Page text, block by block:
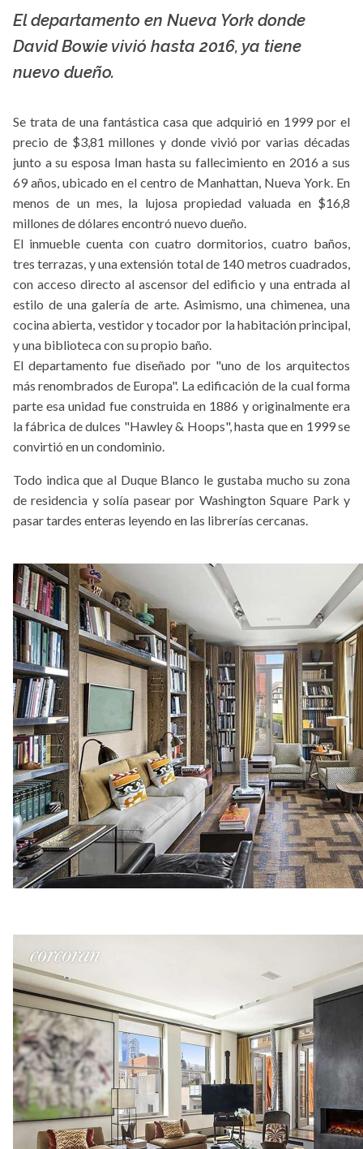
El departamento en Nueva York donde
David Bowie vivió hasta 2016, ya tiene
nuevo dueño.
Se trata de una fantástica casa que adquirió en 1999 por el
precio de $3,81 millones y donde vivió por varias décadas
junto a su esposa Iman hasta su fallecimiento en 2016 a sus
69 años, ubicado en el centro de Manhattan, Nueva York. En
menos de un mes, la lujosa propiedad valuada en $16,8
millones de dólares encontró nuevo dueño.
El inmueble cuenta con cuatro dormitorios, cuatro baños,
tres terrazas, y una extensión total de 140 metros cuadrados,
con acceso directo al ascensor del edificio y una entrada al
estilo de una galería de arte. Asimismo, una chimenea, una
cocina abierta, vestidor y tocador por la habitación principal,
y una biblioteca con su propio baño.
El departamento fue diseñado por "uno de los arquitectos
más renombrados de Europa". La edificación de la cual forma
parte esa unidad fue construida en 1886 y originalmente era
la fábrica de dulces "Hawley & Hoops", hasta que en 1999 se
convirtió en un condominio.
Todo indica que al Duque Blanco le gustaba mucho su zona
de residencia y solía pasear por Washington Square Park y
pasar tardes enteras leyendo en las librerías cercanas.